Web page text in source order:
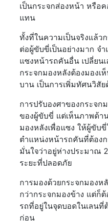
เป็นกระจกส่องหน้า หรือ
แทน
ทั้งที่ในความเป็นจริงแล้ว
ต่อผู้ขับขี่เป็นอย่างมาก จ
แซงหน้ารถคันอื่น เปลี่ยน
กระจกมองหลังต้องมองเ
บาน เป็นการเพิ่มทัศนวิสั
การปรับองศาของกระจก
ของผู้ขับขี่ แต่เห็นภาพด้า
มองหลังเพื่อแซง ให้ผู้ขับ
ตำแหน่งหน้ารถคันที่ต้อง
มั่นใจว่าอยู่ห่างประมาณ
ระยะที่ปลอดภัย
การมองด้วยกระจกมองห
กว่ากระจกมองข้าง แต่ก็
รถที่อยู่ในจุดบอดในเลนที่
ก่อน